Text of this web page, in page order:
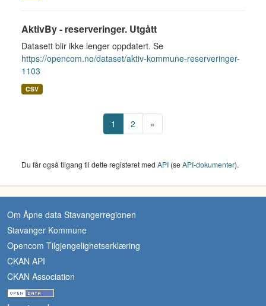
AktivBy - reserveringer. Utgått
Datasett blir ikke lenger oppdatert. Se
https://opencom.no/dataset/aktiv-kommune-reserveringer-
1103
CSV
1 2 »
Du får også tilgang til dette registeret med API (seAPI-dokumenter).
Om Åpne data Stavangerregionen
Stavanger Kommune
Opencom Tilgjengelighetserklæring
CKAN API
CKAN Association